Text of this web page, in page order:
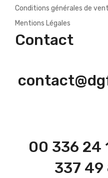
Conditions générales de
Mentions Légales
Contact
00 336 24
337 49